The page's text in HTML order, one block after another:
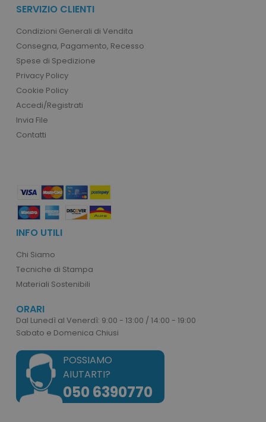
SERVIZIO CLIENTI
Condizioni Generali di Vendita
Consegna, Pagamento, Recesso
Spese di Spedizione
Privacy Policy
Cookie Policy
Accedi/Registrati
Invia File
Contatti
INFO UTILI
Chi Siamo
Tecniche di Stampa
Materiali Sostenibili
ORARI
Dal Lunedì al Venerdì: 9:00 - 13:00 / 14:00 - 19:00
Sabato e Domenica Chiusi
POSSIAMO
AIUTARTI?
050 6390770
utm_campaign
private_content_version
mage-cache-storage